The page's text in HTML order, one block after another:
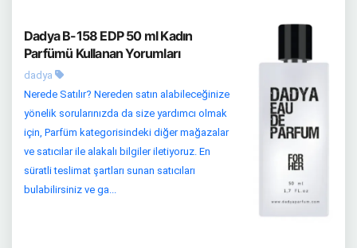
Dadya B-158 EDP 50 ml Kadın
Parfümü Kullanan Yorumları
dadya
Nerede Satılır? Nereden satın alabileceğinize
yönelik sorularınızda da size yardımcı olmak
için, Parfüm kategorisindeki diğer mağazalar
ve satıcılar ile alakalı bilgiler iletiyoruz. En
süratli teslimat şartları sunan satıcıları
bulabilirsiniz ve ga...